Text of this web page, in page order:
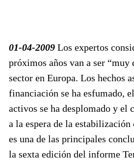
01-04-2009 Los expertos
próximos años van a ser
sector en Europa. Los hechos
financiación se ha esfumado,
activos se ha desplomado y el
a la espera de la estabilización
es una de las principales
la sexta edición del informe